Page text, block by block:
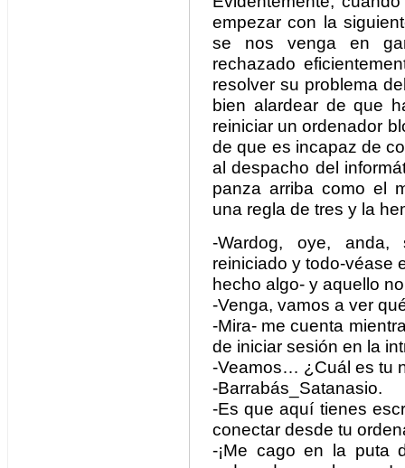
empezar con la
se nos venga en
rechazado
resolver su problema
bien alardear de que
reiniciar un ordenador
de que es incapaz de
al despacho del
panza arriba como el
una regla de tres y la
-Wardog, oye,
reiniciado y todo-véase
hecho algo- y aquello
-Venga, vamos a ver
-Mira- me cuenta
de iniciar sesión en la
-Veamos… ¿Cuál es tu
-Barrabás_Satanasio.
-Es que aquí tienes
conectar desde tu
-¡Me cago en la puta